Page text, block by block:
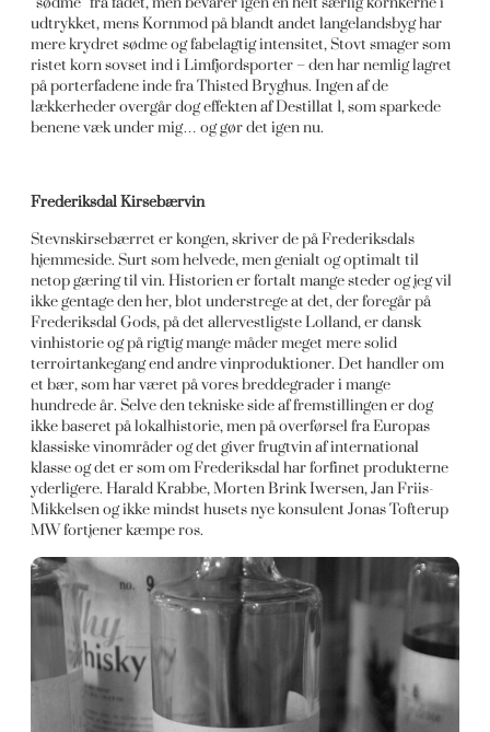
udtrykket, mens Kornmod på blandt andet langelandsbyg har
mere krydret sødme og fabelagtig intensitet, Stovt smager som
ristet korn sovset ind i Limfjordsporter – den har nemlig lagret
på porterfadene inde fra Thisted Bryghus. Ingen af de
lækkerheder overgår dog effekten af Destillat 1, som sparkede
benene væk under mig… og gør det igen nu.
Frederiksdal Kirsebærvin
Stevnskirsebærret er kongen, skriver de på Frederiksdals
hjemmeside. Surt som helvede, men genialt og optimalt til
netop gæring til vin. Historien er fortalt mange steder og jeg vil
ikke gentage den her, blot understrege at det, der foregår på
Frederiksdal Gods, på det allervestligste Lolland, er dansk
vinhistorie og på rigtig mange måder meget mere solid
terroirtankegang end andre vinproduktioner. Det handler om
et bær, som har været på vores breddegrader i mange
hundrede år. Selve den tekniske side af fremstillingen er dog
ikke baseret på lokalhistorie, men på overførsel fra Europas
klassiske vinområder og det giver frugtvin af international
klasse og det er som om Frederiksdal har forfinet produkterne
yderligere. Harald Krabbe, Morten Brink Iwersen, Jan Friis-
Mikkelsen og ikke mindst husets nye konsulent Jonas Tofterup
MW fortjener kæmpe ros.